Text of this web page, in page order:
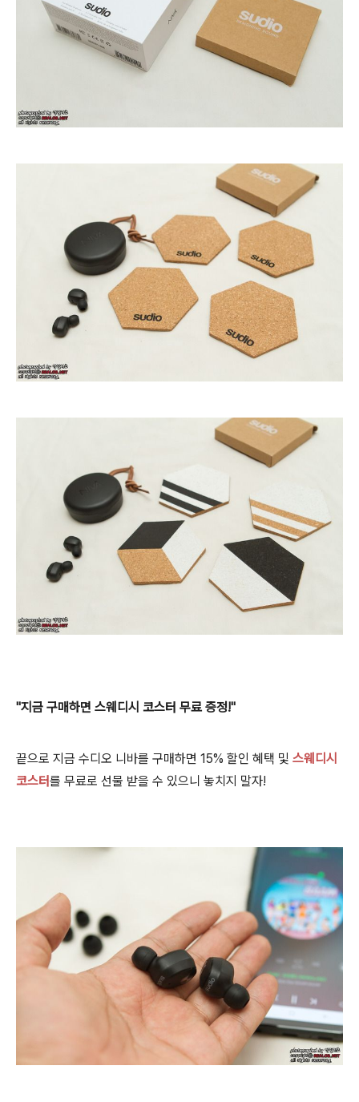
"지금 구매하면 스웨디시 코스터 무료 증정!"
끝으로 지금 수디오 니바를 구매하면 15% 할인 혜택 및 스웨디시
코스터를 무료로 선물 받을 수 있으니 놓치지 말자!